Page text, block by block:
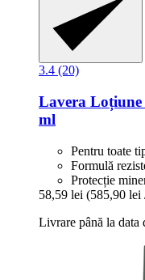
3.4 (20)
Lavera Loțiune
ml
Pentru toate
Formulă
Protecție
58,59 lei (585,90 lei
Livrare până la data